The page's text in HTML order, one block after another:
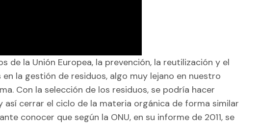
de la Unión Europea, la prevención, la reutilización y el
la gestión de residuos, algo muy lejano en nuestro
Con la selección de los residuos, se podría hacer
cerrar el ciclo de la materia orgánica de forma similar
conocer que según la ONU, en su informe de 2011, se